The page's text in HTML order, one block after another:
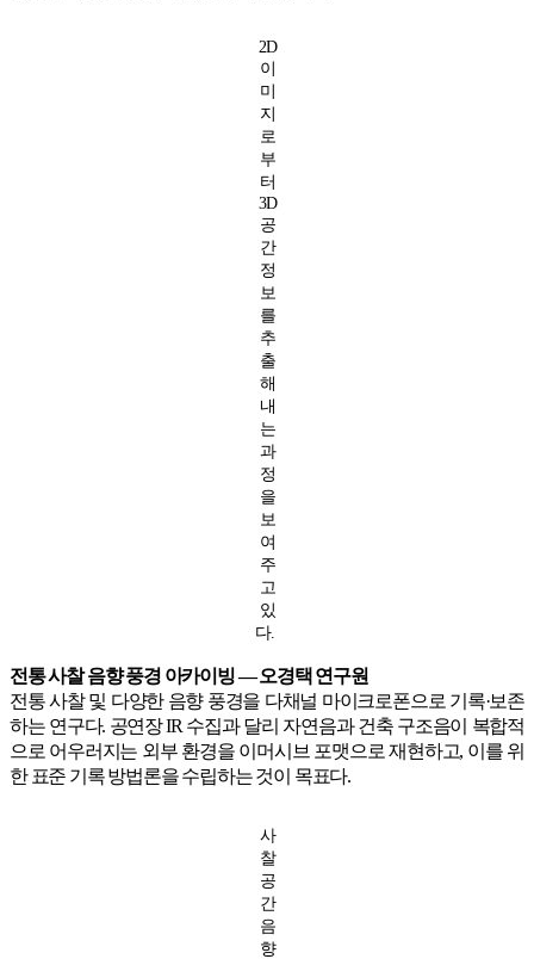
2D
이
미
지
로
부
터
3D
공
간
정
보
를
추
출
해
내
는
과
정
을
보
여
주
고
있
다.
전통 사찰 음향 풍경 아카이빙 — 오경택 연구원
전통 사찰 및 다양한 음향 풍경을 다채널 마이크로폰으로 기록·보존
하는 연구다. 공연장 IR 수집과 달리 자연음과 건축 구조음이 복합적
으로 어우러지는 외부 환경을 이머시브 포맷으로 재현하고, 이를 위
한 표준 기록 방법론을 수립하는 것이 목표다.
사
찰
공
간
음
향